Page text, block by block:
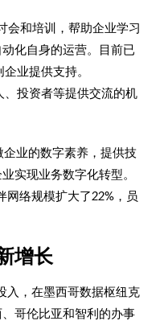
会和培训，帮助企业学习
化自身的运营。目前已
业提供支持。
投资者等提供交流的机
企业的数字素养，提供技
实现业务数字化转型。
网络规模扩大了22%，员
增长
入，在墨西哥数据枢纽克
哥伦比亚和智利的办事